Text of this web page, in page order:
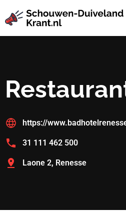
https://
31 111 462 500
Laone 2, Renesse